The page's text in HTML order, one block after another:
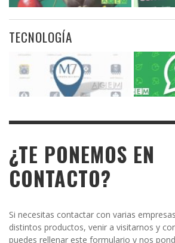
TECNOLOGÍA
¿TE PONEMOS EN
CONTACTO?
Si necesitas contactar con varias
distintos productos, venir a visitarnos y
puedes rellenar este formulario y nos